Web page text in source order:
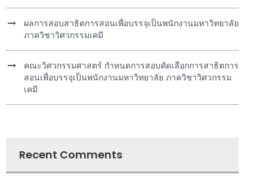
ผลการสอบสาธิตการสอนเพื่อบรรจุเป็นพนักงานมหาวิทยาลัย
ภาควิชาวิศวกรรมเคมี
คณะวิศวกรรมศาสตร์ กำหนดการสอบคัดเลือกการสาธิตการ
สอนเพื่อบรรจุเป็นพนักงานมหาวิทยาลัย ภาควิชาวิศวกรรม
เคมี
Recent Comments